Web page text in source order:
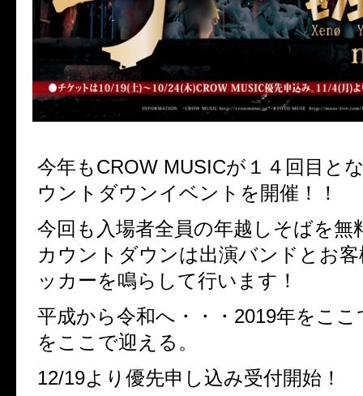
今年もCROW MUSICが１４回目と
ウントダウンイベントを開催！！
今回も入場者全員の年越しそばを無
カウントダウンは出演バンドとお
ッカーを鳴らして行います！
平成から令和へ・・・2019年をここ
をここで迎える。
12/19より優先申し込み受付開始！